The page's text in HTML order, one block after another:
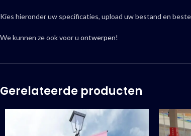
Kies hieronder uw specificaties, upload uw bestand en
We kunnen ze ook voor u ontwerpen!
Gerelateerde producten